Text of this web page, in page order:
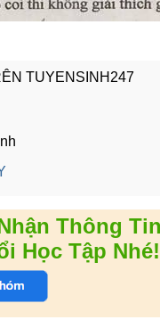
TUYENSINH247
Thông
Học Tập Nhé!